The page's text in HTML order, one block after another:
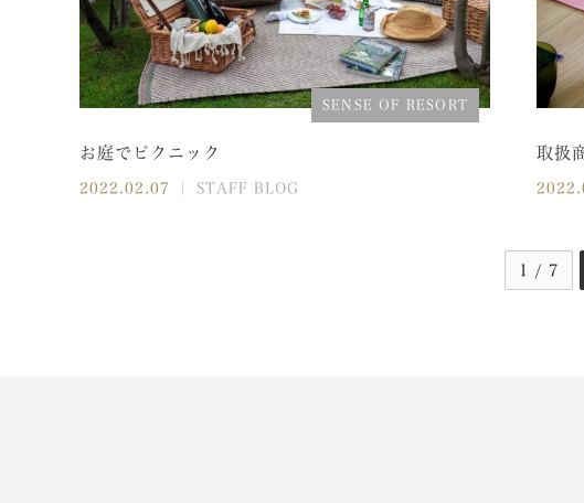
SENSE OF RESORT
お庭でピクニック
2022.02.07 ｜ STAFF BLOG
取扱
1 / 7